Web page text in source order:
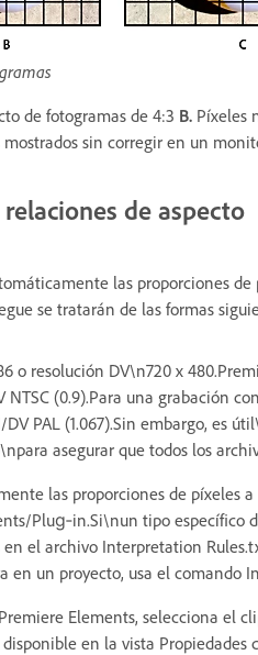
de fotogramas de 4:3 B. Píxeles
mostrados sin corregir en un
de aspecto
las proporciones
se tratarán de las formas
o resolución DV\n720 x
(0.9).Para una grabación
PAL (1.067).Sin embargo, es
asegurar que todos los
las proporciones de píxeles
Plug‑in.Si\nun tipo
el archivo Interpretation
en un proyecto, usa el comando
Elements, selecciona el
en la vista